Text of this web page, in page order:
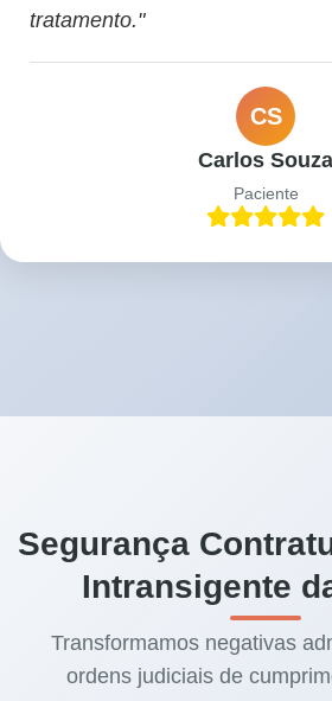
tratamento."
CS
Carlos Souza
Paciente
Segurança
Intransigente
Transformamos negativas
ordens judiciais de